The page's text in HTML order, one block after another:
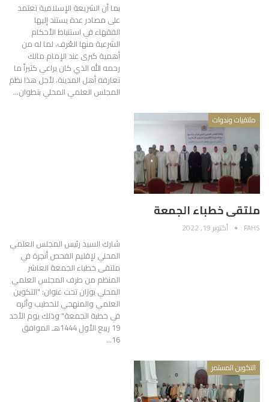
بما أن الشريعة الإسلامية تعتمد
على مصادر عدة يستند إليها
الفقهاء في استنباط الأحكام
الشرعية منها العُرف، لما له من
أهمية كبرى عند الإمام مالك
رحمه الله الذي كان يراعي كثيراً ما
تعارفه أهل المدينة، لأجل هذا نظم
المجلس العلمي المحلي بتطوان…
ملتقيات وندوات
ملتقى خطباء الجمعة
FAHS أكتوبر 19, 2022
شارك السيد رئيس المجلس العلمي
المحلي لإقليم الفحص أنجرة في
ملتقى خطباء الجمعة العاشر
المنظم من طرف المجلس العلمي
المحلي بوزان تحت عنوان: "التكوين
العلمي والمنهجي للخطيب وأثره
في خطبة الجمعة" وذلك يوم الأحد
19 ربيع الأول 1444هـ الموافق
16…
التكوين المستمر